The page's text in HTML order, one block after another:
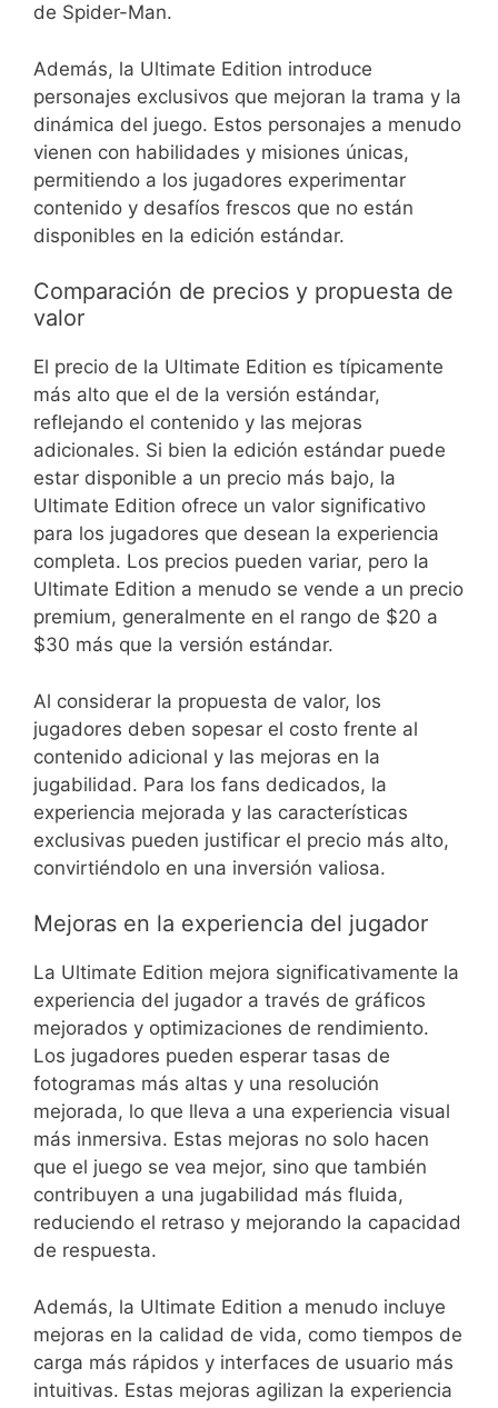
de Spider-Man.
Además, la Ultimate Edition introduce
personajes exclusivos que mejoran la trama y la
dinámica del juego. Estos personajes a menudo
vienen con habilidades y misiones únicas,
permitiendo a los jugadores experimentar
contenido y desafíos frescos que no están
disponibles en la edición estándar.
Comparación de precios y propuesta de
valor
El precio de la Ultimate Edition es típicamente
más alto que el de la versión estándar,
reflejando el contenido y las mejoras
adicionales. Si bien la edición estándar puede
estar disponible a un precio más bajo, la
Ultimate Edition ofrece un valor significativo
para los jugadores que desean la experiencia
completa. Los precios pueden variar, pero la
Ultimate Edition a menudo se vende a un precio
premium, generalmente en el rango de $20 a
$30 más que la versión estándar.
Al considerar la propuesta de valor, los
jugadores deben sopesar el costo frente al
contenido adicional y las mejoras en la
jugabilidad. Para los fans dedicados, la
experiencia mejorada y las características
exclusivas pueden justificar el precio más alto,
convirtiéndolo en una inversión valiosa.
Mejoras en la experiencia del jugador
La Ultimate Edition mejora significativamente la
experiencia del jugador a través de gráficos
mejorados y optimizaciones de rendimiento.
Los jugadores pueden esperar tasas de
fotogramas más altas y una resolución
mejorada, lo que lleva a una experiencia visual
más inmersiva. Estas mejoras no solo hacen
que el juego se vea mejor, sino que también
contribuyen a una jugabilidad más fluida,
reduciendo el retraso y mejorando la capacidad
de respuesta.
Además, la Ultimate Edition a menudo incluye
mejoras en la calidad de vida, como tiempos de
carga más rápidos y interfaces de usuario más
intuitivas. Estas mejoras agilizan la experiencia